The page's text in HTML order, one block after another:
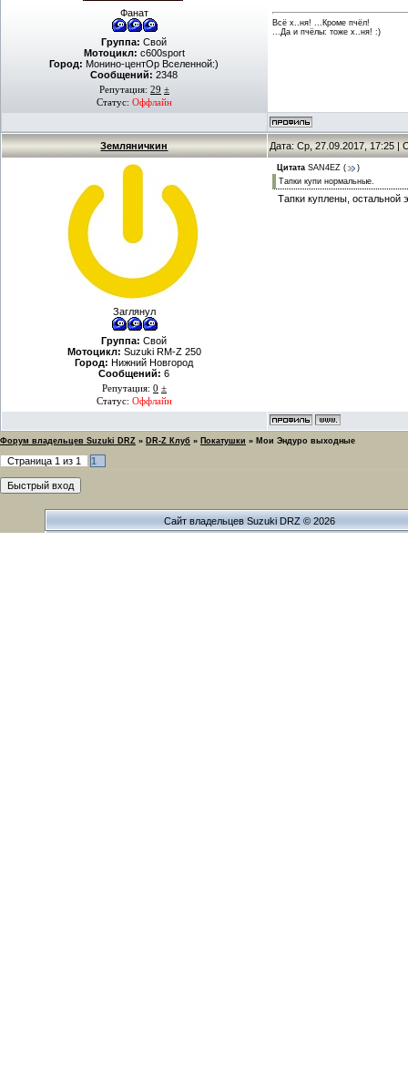
Фанат
Группа: Свой
Мотоцикл: c600sport
Город: Монино-центОр Вселенной:)
Сообщений: 2348
Репутация: 29 ±
Статус: Оффлайн
Всё х..ня! ...Кроме пчёл!
...Да и пчёлы: тоже х..ня! :)
Земляничкин Дата: Ср, 27.09.2017, 17:25 |
Заглянул
Группа: Свой
Мотоцикл: Suzuki RM-Z 250
Город: Нижний Новгород
Сообщений: 6
Репутация: 0 ±
Статус: Оффлайн
Цитата SAN4EZ (
)
Тапки купи нормальные.
Тапки куплены, остальной
Форум владельцев Suzuki DRZ » DR-Z Клуб » Покатушки » Мои Эндуро выходные
Страница 1 из 1 1
Сайт владельцев Suzuki DRZ © 2026